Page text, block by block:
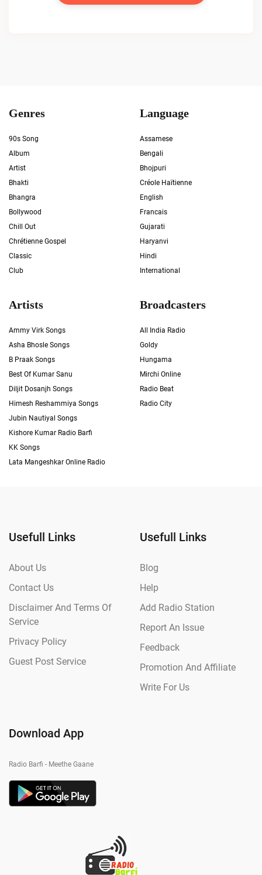
Genres
90s Song
Album
Artist
Bhakti
Bhangra
Bollywood
Chill Out
Chrétienne Gospel
Classic
Club
Language
Assamese
Bengali
Bhojpuri
Créole Haïtienne
English
Francais
Gujarati
Haryanvi
Hindi
International
Artists
Ammy Virk Songs
Asha Bhosle Songs
B Praak Songs
Best Of Kumar Sanu
Diljit Dosanjh Songs
Himesh Reshammiya Songs
Jubin Nautiyal Songs
Kishore Kumar Radio Barfi
KK Songs
Lata Mangeshkar Online Radio
Broadcasters
All India Radio
Goldy
Hungama
Mirchi Online
Radio Beat
Radio City
Usefull Links
About Us
Contact Us
Disclaimer And Terms Of
Service
Privacy Policy
Guest Post Service
Usefull Links
Blog
Help
Add Radio Station
Report An Issue
Feedback
Promotion And Affiliate
Write For Us
Download App
Radio Barfi - Meethe Gaane